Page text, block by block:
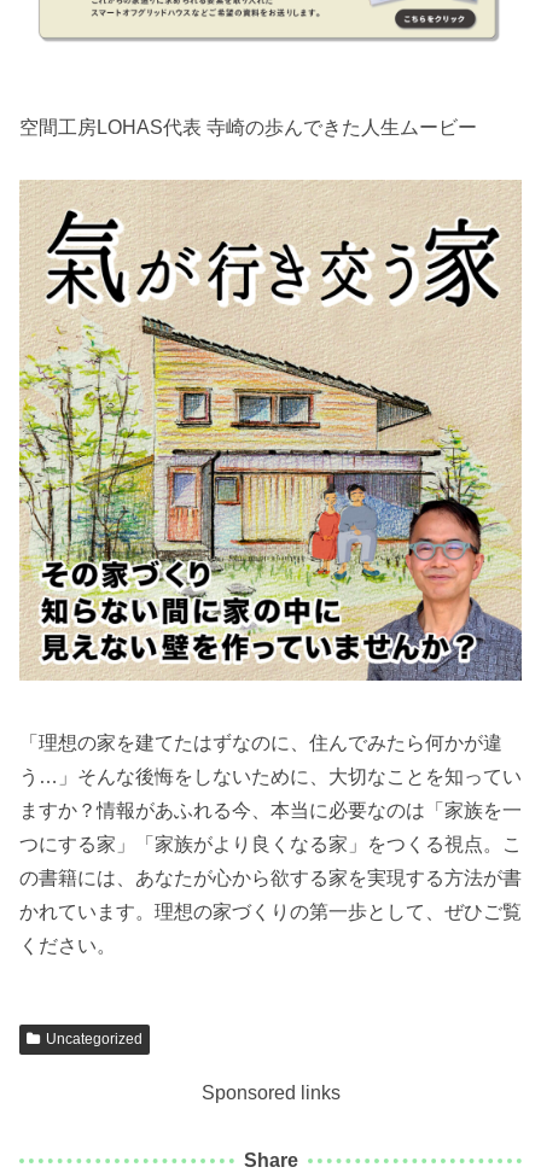
空間工房LOHAS代表 寺崎の歩んできた人生ムービー
「理想の家を建てたはずなのに、住んでみたら何かが違
う…」そんな後悔をしないために、大切なことを知ってい
ますか？情報があふれる今、本当に必要なのは「家族を一
つにする家」「家族がより良くなる家」をつくる視点。こ
の書籍には、あなたが心から欲する家を実現する方法が書
かれています。理想の家づくりの第一歩として、ぜひご覧
ください。
Uncategorized
Sponsored links
Share